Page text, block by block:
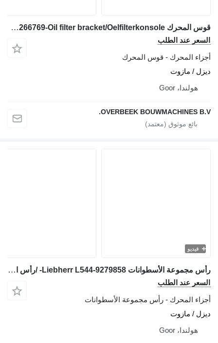
قوس المحرك Liebherr L544-9266769-Oil filter bracket/Oelfilterkonsole لـ جرافة ذات عجلات
عند الطلب
المحرك - قوس المحرك
/ مازوت
هولندا، Goor
OVERBEEK BOUWMACHINES
فيديو
رأس مجموعة الأسطوانات Liebherr L544-9279858- /رأس الأسطوانة لـ جرافة ذات عجلات
عند الطلب
المحرك - رأس مجموعة الأسطوانات
/ مازوت
هولندا، Goor